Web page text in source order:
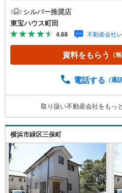
ト リビングイン階段 階
ウス町田はまず、お客様一
ら始めます。お客様のお話
話し合う「心」のコミュニ
だからこそ、それぞれの
提案をすることができるの
（2）本日～4日以内をご希
5年度中間期の売買仲介実
介実績です】※住宅新報より
に感謝してこれからも楽し
す。お家探しを始めてみよ
に東宝ハウス町田に相談し
客様のお問合せをお待ちし
シルバー推奨店
東宝ハウス町田
4.68 不動産会社
資料をもらう （
電話する （通
取り扱い不動産会社をもっ
横浜市緑区三保町